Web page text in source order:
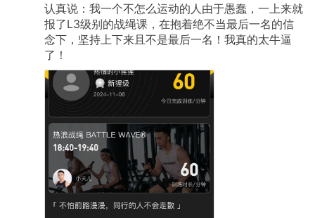
认真说：我一个不怎么运动的人由于愚蠢，一上来就
报了L3级别的战绳课，在抱着绝不当最后一名的信
念下，坚持上下来且不是最后一名！我真的太牛逼
了！